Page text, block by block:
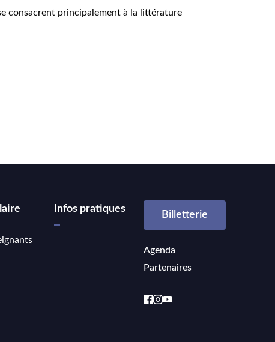
consacrent principalement à la littérature
Infos pratiques
Billetterie
Agenda
Partenaires